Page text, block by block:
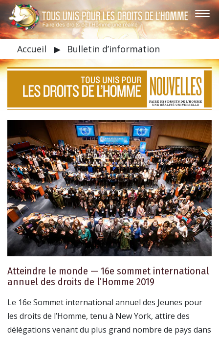
Accueil ▶ Bulletin d’information
Atteindre le monde — 16e sommet international
annuel des droits de l’Homme 2019
Le 16e Sommet international annuel des Jeunes pour
les droits de l’Homme, tenu à New York, attire des
délégations venant du plus grand nombre de pays dans